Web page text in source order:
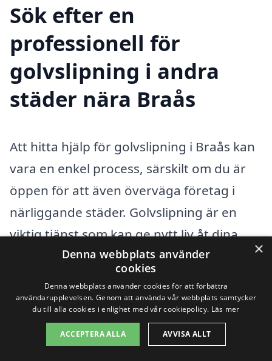
Sök efter en
professionell för
golvslipning i andra
städer nära Braås
Att hitta hjälp för golvslipning i Braås kan
vara en enkel process, särskilt om du är
öppen för att även överväga företag i
närliggande städer. Golvslipning är en
viktig tjänst som kan ge nytt liv åt dina
träytor och förlänga livslängden på dina
golv. Genom att anlita en professionell
kan du säkerställa att arbetet utförs
korrekt och effektivt. Här är några städer i
närheten av Braås där du kan hitta
×
Denna webbplats använder
cookies
Denna webbplats använder cookies för att förbättra
användarupplevelsen. Genom att använda vår webbplats samtycker
du till alla cookies i enlighet med vår cookiepolicy. Läs mer
ACCEPTERA ALLA AVVISA ALLT